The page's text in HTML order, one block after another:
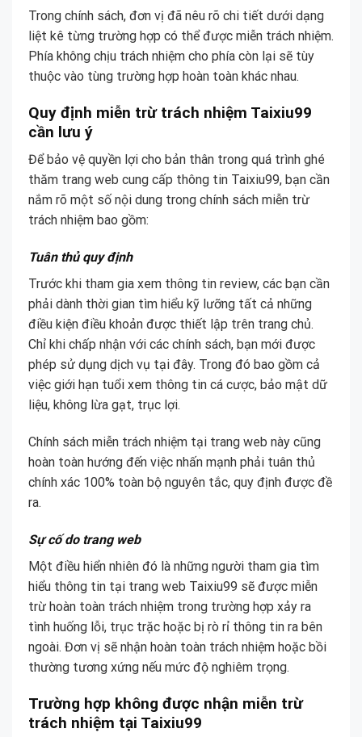
Trong chính sách, đơn vị đã nêu rõ chi tiết dưới dạng
liệt kê từng trường hợp có thể được miễn trách nhiệm.
Phía không chịu trách nhiệm cho phía còn lại sẽ tùy
thuộc vào tùng trường hợp hoàn toàn khác nhau.
Quy định miễn trừ trách nhiệm Taixiu99
cần lưu ý
Để bảo vệ quyền lợi cho bản thân trong quá trình ghé
thăm trang web cung cấp thông tin Taixiu99, bạn cần
nắm rõ một số nội dung trong chính sách miễn trừ
trách nhiệm bao gồm:
Tuân thủ quy định
Trước khi tham gia xem thông tin review, các bạn cần
phải dành thời gian tìm hiểu kỹ lưỡng tất cả những
điều kiện điều khoản được thiết lập trên trang chủ.
Chỉ khi chấp nhận với các chính sách, bạn mới được
phép sử dụng dịch vụ tại đây. Trong đó bao gồm cả
việc giới hạn tuổi xem thông tin cá cược, bảo mật dữ
liệu, không lừa gạt, trục lợi.
Chính sách miễn trách nhiệm tại trang web này cũng
hoàn toàn hướng đến việc nhấn mạnh phải tuân thủ
chính xác 100% toàn bộ nguyên tắc, quy định được đề
ra.
Sự cố do trang web
Một điều hiển nhiên đó là những người tham gia tìm
hiểu thông tin tại trang web Taixiu99 sẽ được miễn
trừ hoàn toàn trách nhiệm trong trường hợp xảy ra
tình huống lỗi, trục trặc hoặc bị rò rỉ thông tin ra bên
ngoài. Đơn vị sẽ nhận hoàn toàn trách nhiệm hoặc bồi
thường tương xứng nếu mức độ nghiêm trọng.
Trường hợp không được nhận miễn trừ
trách nhiệm tại Taixiu99